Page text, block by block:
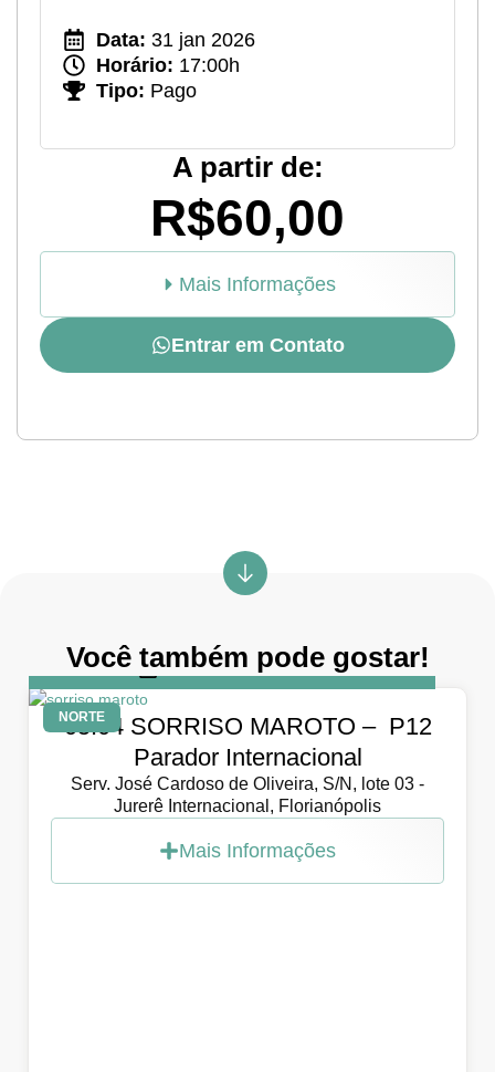
Data: 31 jan 2026
Horário: 17:00h
Tipo: Pago
A partir de:
R$60,00
Mais Informações
Entrar em Contato
Você também pode gostar!
NORTE
DIA5 de abril de 2026
05.04 SORRISO MAROTO – P12
Parador Internacional
Serv. José Cardoso de Oliveira, S/N, lote 03 -
Jurerê Internacional, Florianópolis
Mais Informações